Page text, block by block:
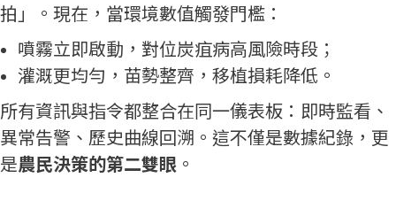
拍」。現在，當環境數值觸發門檻：
噴霧立即啟動，對位炭疽病高風險時段；
灌溉更均勻，苗勢整齊，移植損耗降低。
所有資訊與指令都整合在同一儀表板：即時監看、
異常告警、歷史曲線回溯。這不僅是數據紀錄，更
是農民決策的第二雙眼 。